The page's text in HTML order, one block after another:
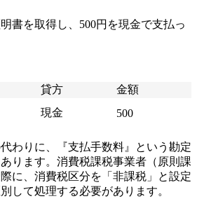
書を取得し、500円を現金で支払っ
貸方
金額
現金 500
りに、『支払手数料』という勘定
ります。消費税課税事業者（原則課
に、消費税区分を「非課税」と設定
して処理する必要があります。